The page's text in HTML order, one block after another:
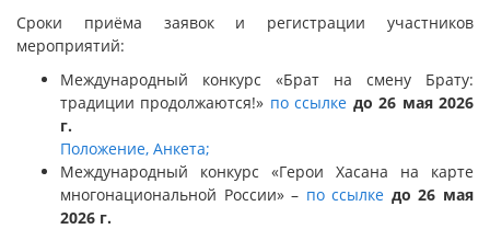
Сроки приёма заявок и регистрации участников
мероприятий:
Международный конкурс «Брат на смену Брату:
традиции продолжаются!» по ссылке до 26 мая 2026
г.
Положение, Анкета;
Международный конкурс «Герои Хасана на карте
многонациональной России» – по ссылке до 26 мая
2026 г.